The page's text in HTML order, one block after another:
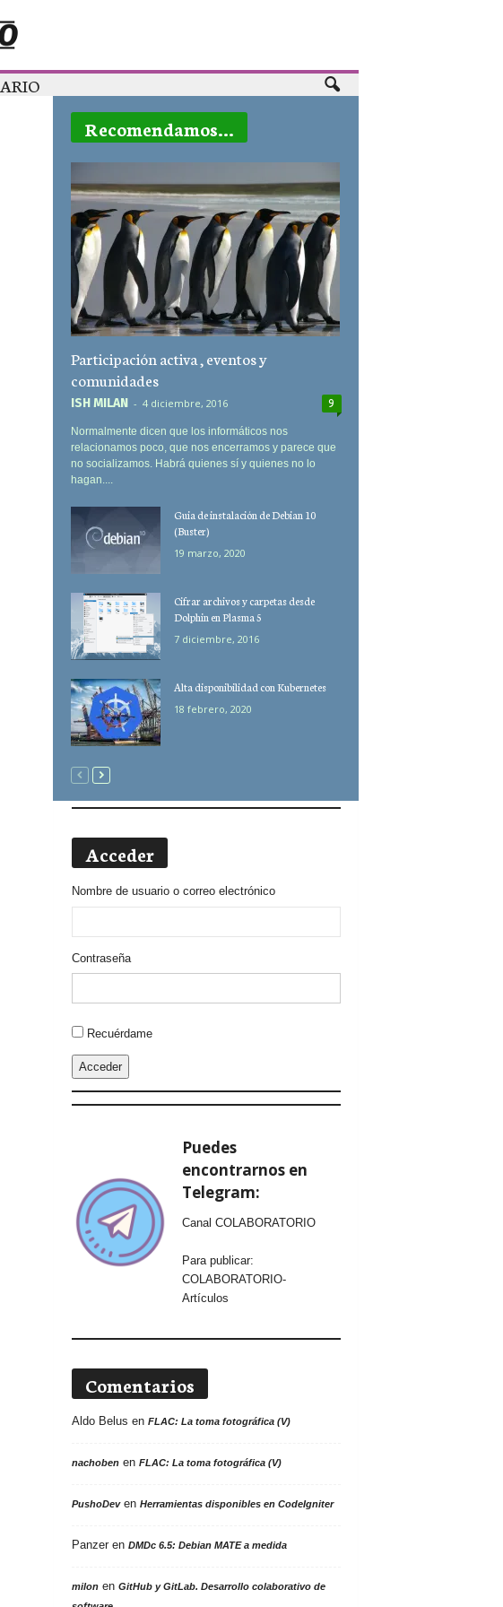
Recomendamos...
Participación activa , eventos y
comunidades
ISH MILAN - 4 diciembre, 2016 9
Normalmente dicen que los informáticos nos
relacionamos poco, que nos encerramos y parece que
no socializamos. Habrá quienes sí y quienes no lo
hagan....
Guia de instalación de Debian 10
(Buster)
19 marzo, 2020
Cifrar archivos y carpetas desde
Dolphin en Plasma 5
7 diciembre, 2016
Alta disponibilidad con Kubernetes
18 febrero, 2020
Acceder
Nombre de usuario o correo electrónico
Contraseña
Alternative:
Recuérdame
Acceder
Puedes
encontrarnos en
Telegram:
Canal COLABORATORIO
Para publicar:
COLABORATORIO-
Artículos
Comentarios
Aldo Belus en FLAC: La toma fotográfica (V)
nachobenen FLAC: La toma fotográfica (V)
PushoDeven Herramientas disponibles en CodeIgniter
Panzeren DMDc 6.5: Debian MATE a medida
milonen GitHub y GitLab. Desarrollo colaborativo de